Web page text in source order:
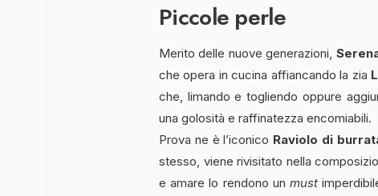
Piccole perle
Merito delle nuove generazioni,
che opera in cucina affiancando la zia
che, limando e togliendo oppure
una golosità e raffinatezza encomiabili.
Prova ne è l’iconico Raviolo di
stesso, viene rivisitato nella
e amare lo rendono un must